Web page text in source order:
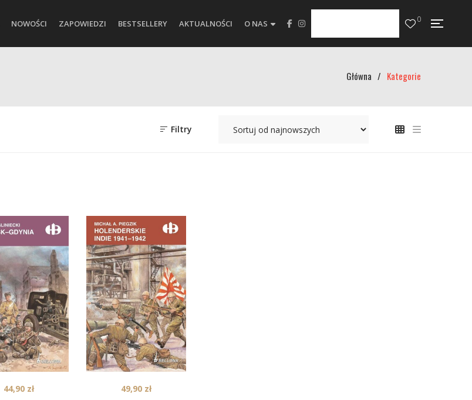
NOWOŚCI ZAPOWIEDZI BESTSELLERY AKTUALNOŚCI O NAS 0
Główna / Kategorie
Filtry
44,90 zł 49,90 zł